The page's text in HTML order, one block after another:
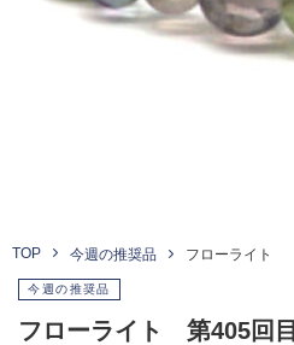
TOP 今週の推奨品 フローライト
今週の推奨品
フローライト 第405回目